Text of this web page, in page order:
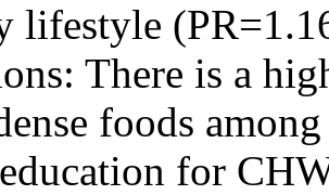
lifestyle
There is a
foods
for